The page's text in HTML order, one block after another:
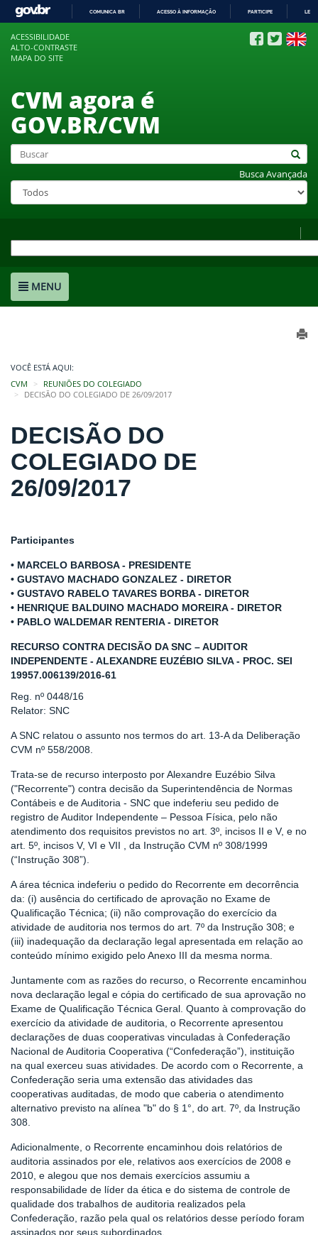
COMUNICA BR ACESSO À INFORMAÇÃO PARTICIPE
ACESSIBILIDADE
ALTO-CONTRASTE
MAPA DO SITE
CVM agora é
GOV.BR/CVM
Busca Avançada
MENU
VOCÊ ESTÁ AQUI:
CVM
REUNIÕES DO COLEGIADO
DECISÃO DO COLEGIADO DE 26/09/2017
DECISÃO DO
COLEGIADO DE
26/09/2017
Participantes
• MARCELO BARBOSA - PRESIDENTE
• GUSTAVO MACHADO GONZALEZ - DIRETOR
• GUSTAVO RABELO TAVARES BORBA - DIRETOR
• HENRIQUE BALDUINO MACHADO MOREIRA - DIRETOR
• PABLO WALDEMAR RENTERIA - DIRETOR
RECURSO CONTRA DECISÃO DA SNC – AUDITOR
INDEPENDENTE - ALEXANDRE EUZÉBIO SILVA - PROC. SEI
19957.006139/2016-61
Reg. nº 0448/16
Relator: SNC
A SNC relatou o assunto nos termos do art. 13-A da Deliberação
CVM nº 558/2008.
Trata-se de recurso interposto por Alexandre Euzébio Silva
("Recorrente") contra decisão da Superintendência de Normas
Contábeis e de Auditoria - SNC que indeferiu seu pedido de
registro de Auditor Independente – Pessoa Física, pelo não
atendimento dos requisitos previstos no art. 3º, incisos II e V, e no
art. 5º, incisos V, VI e VII , da Instrução CVM nº 308/1999
(“Instrução 308”).
A área técnica indeferiu o pedido do Recorrente em decorrência
da: (i) ausência do certificado de aprovação no Exame de
Qualificação Técnica; (ii) não comprovação do exercício da
atividade de auditoria nos termos do art. 7º da Instrução 308; e
(iii) inadequação da declaração legal apresentada em relação ao
conteúdo mínimo exigido pelo Anexo III da mesma norma.
Juntamente com as razões do recurso, o Recorrente encaminhou
nova declaração legal e cópia do certificado de sua aprovação no
Exame de Qualificação Técnica Geral. Quanto à comprovação do
exercício da atividade de auditoria, o Recorrente apresentou
declarações de duas cooperativas vinculadas à Confederação
Nacional de Auditoria Cooperativa (“Confederação”), instituição
na qual exerceu suas atividades. De acordo com o Recorrente, a
Confederação seria uma extensão das atividades das
cooperativas auditadas, de modo que caberia o atendimento
alternativo previsto na alínea "b" do § 1°, do art. 7º, da Instrução
308.
Adicionalmente, o Recorrente encaminhou dois relatórios de
auditoria assinados por ele, relativos aos exercícios de 2008 e
2010, e alegou que nos demais exercícios assumiu a
responsabilidade de líder da ética e do sistema de controle de
qualidade dos trabalhos de auditoria realizados pela
Confederação, razão pela qual os relatórios desse período foram
assinados por seus subordinados.